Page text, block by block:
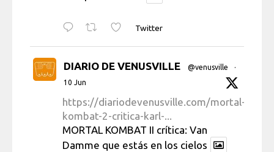
Twitter
DIARIO DE VENUSVILLE @venusville
·
10 Jun
https://diariodevenusville.com/mortal-
kombat-2-critica-karl-...
MORTAL KOMBAT II crítica: Van
Damme que estás en los cielos